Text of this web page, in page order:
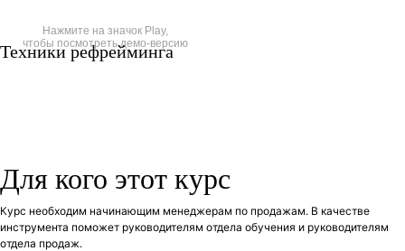
Нажмите на значок Play,
чтобы посмотреть демо-версию
Техники рефрейминга
Для кого этот курс
Курс необходим начинающим менеджерам по продажам. В качестве
инструмента поможет руководителям отдела обучения и руководителям
отдела продаж.